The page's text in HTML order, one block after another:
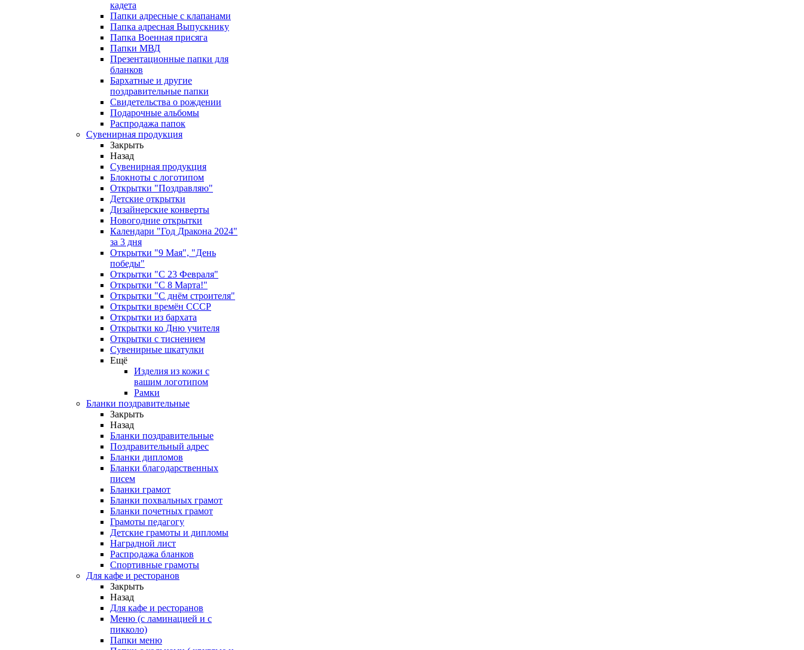
кадета
Папки адресные с клапанами
Папка адресная Выпускнику
Папка Военная присяга
Папки МВД
Презентационные папки для
бланков
Бархатные и другие
поздравительные папки
Свидетельства о рождении
Подарочные альбомы
Распродажа папок
Сувенирная продукция
Закрыть
Назад
Сувенирная продукция
Блокноты с логотипом
Открытки "Поздравляю"
Детские открытки
Дизайнерские конверты
Новогодние открытки
Календари "Год Дракона 2024"
за 3 дня
Открытки "9 Мая", "День
победы"
Открытки "С 23 Февраля"
Открытки "С 8 Марта!"
Открытки "С днём строителя"
Открытки времён СССР
Открытки из бархата
Открытки ко Дню учителя
Открытки с тиснением
Сувенирные шкатулки
Ещё
Изделия из кожи с
вашим логотипом
Рамки
Бланки поздравительные
Закрыть
Назад
Бланки поздравительные
Поздравительный адрес
Бланки дипломов
Бланки благодарственных
писем
Бланки грамот
Бланки похвальных грамот
Бланки почетных грамот
Грамоты педагогу
Детские грамоты и дипломы
Наградной лист
Распродажа бланков
Спортивные грамоты
Для кафе и ресторанов
Закрыть
Назад
Для кафе и ресторанов
Меню (с ламинацией и с
пикколо)
Папки меню